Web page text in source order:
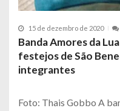
15 de dezembro de 2020
Banda Amores da
festejos de São
integrantes
Foto: Thais Gobbo A